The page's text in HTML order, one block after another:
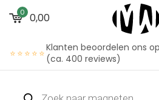
0 0,00
⭐⭐⭐⭐⭐Klanten beoordelen ons
(ca. 400 reviews)